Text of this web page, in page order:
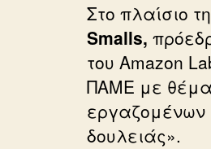
Στο πλαίσιο
Smalls,
του Amazon
ΠΑΜΕ με
δουλειάς».